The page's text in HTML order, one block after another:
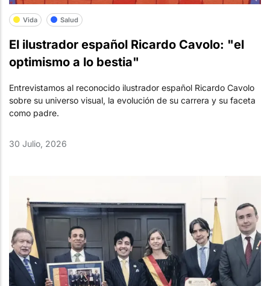
Vida Salud
El ilustrador español Ricardo Cavolo: "el
optimismo a lo bestia"
Entrevistamos al reconocido ilustrador español Ricardo Cavolo
sobre su universo visual, la evolución de su carrera y su faceta
como padre.
30 Julio, 2026